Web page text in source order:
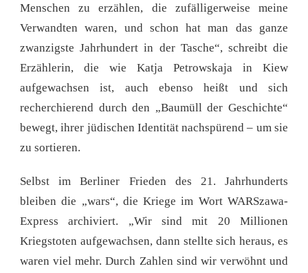
Menschen zu erzählen, die zufälligerweise meine
Verwandten waren, und schon hat man das ganze
zwanzigste Jahrhundert in der Tasche“, schreibt die
Erzählerin, die wie Katja Petrowskaja in Kiew
aufgewachsen ist, auch ebenso heißt und sich
recherchierend durch den „Baumüll der Geschichte“
bewegt, ihrer jüdischen Identität nachspürend – um sie
zu sortieren.
Selbst im Berliner Frieden des 21. Jahrhunderts
bleiben die „wars“, die Kriege im Wort WARSzawa-
Express archiviert. „Wir sind mit 20 Millionen
Kriegstoten aufgewachsen, dann stellte sich heraus, es
waren viel mehr. Durch Zahlen sind wir verwöhnt und